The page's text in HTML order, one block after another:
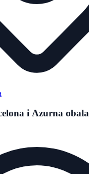
i Azurna obala